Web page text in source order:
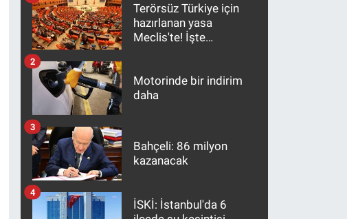
Terörsüz Türkiye için
hazırlanan yasa
Meclis'te! İşte
Motorinde bir indirim
daha
2
Bahçeli: 86 milyon
kazanacak
3
İSKİ: İstanbul'da 6
4